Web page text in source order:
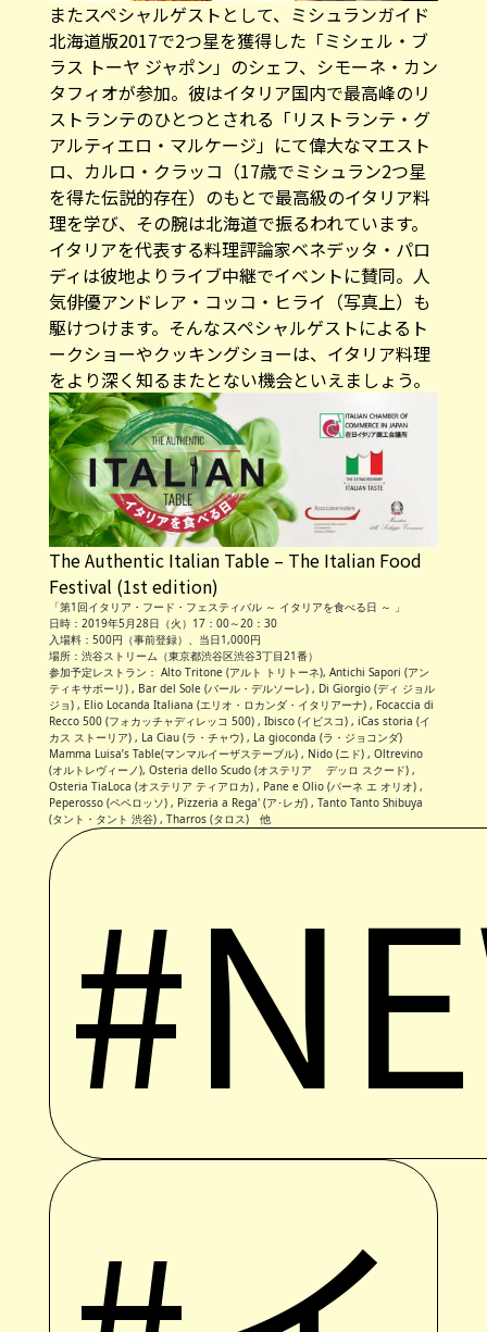
またスペシャルゲストとして、ミシュランガイド
北海道版2017で2つ星を獲得した「ミシェル・ブ
ラス トーヤ ジャポン」のシェフ、シモーネ・カン
タフィオが参加。彼はイタリア国内で最高峰のリ
ストランテのひとつとされる「リストランテ・グ
アルティエロ・マルケージ」にて偉大なマエスト
ロ、カルロ・クラッコ（17歳でミシュラン2つ星
を得た伝説的存在）のもとで最高級のイタリア料
理を学び、その腕は北海道で振るわれています。
イタリアを代表する料理評論家ベネデッタ・パロ
ディは彼地よりライブ中継でイベントに賛同。人
気俳優アンドレア・コッコ・ヒライ（写真上）も
駆けつけます。そんなスペシャルゲストによるト
ークショーやクッキングショーは、イタリア料理
をより深く知るまたとない機会といえましょう。
The Authentic Italian Table – The Italian Food
Festival (1st edition)
「第1回イタリア・フード・フェスティバル ～ イタリアを食べる日 ～ 」
日時：2019年5月28日（火）17：00～20：30
入場料：500円（事前登録）、当日1,000円
場所：渋谷ストリーム（東京都渋谷区渋谷3丁目21番）
参加予定レストラン： Alto Tritone (アルト トリトーネ), Antichi Sapori (アン
ティキサポーリ) , Bar del Sole (バール・デルソーレ) , Di Giorgio (ディ ジョル
ジョ) , Elio Locanda Italiana (エリオ・ロカンダ・イタリアーナ) , Focaccia di
Recco 500 (フォカッチャディレッコ 500) , Ibisco (イビスコ) , iCas storia (イ
カス ストーリア) , La Ciau (ラ・チャウ) , La gioconda (ラ・ジョコンダ)
Mamma Luisa’s Table(マンマルイーザステーブル) , Nido (ニド) , Oltrevino
(オルトレヴィーノ), Osteria dello Scudo (オステリア デッロ スクード) ,
Osteria TiaLoca (オステリア ティアロカ) , Pane e Olio (パーネ エ オリオ) ,
Peperosso (ペペロッソ) , Pizzeria a Rega' (ア･レガ) , Tanto Tanto Shibuya
(タント・タント 渋谷) , Tharros (タロス) 他